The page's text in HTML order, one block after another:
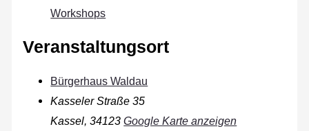
Workshops
Veranstaltungsort
Bürgerhaus Waldau
Kasseler Straße 35
Kassel 34123 Google Karte anzeigen